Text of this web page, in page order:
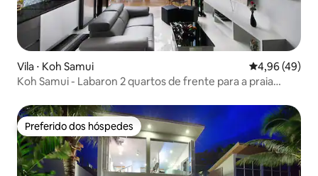
Vila ⋅ Koh Samui 4,96 de uma
4,96 (49)
Koh Samui - Labaron 2 quartos de frente para a praia
Preferido dos hóspedes
Preferido dos hóspedes